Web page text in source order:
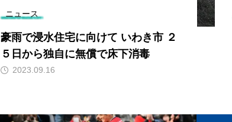
ニュース
豪雨で浸水住宅に向けて いわき市 ２
５日から独自に無償で床下消毒
2023.09.16